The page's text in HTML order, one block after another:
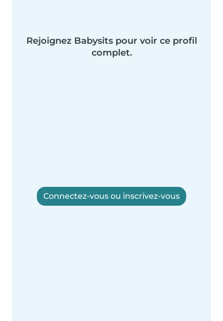
Rejoignez Babysits pour voir ce profil
complet.
Connectez-vous ou inscrivez-vous